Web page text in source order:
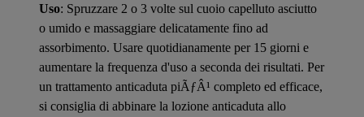
Uso: Spruzzare 2 o 3 volte sul cuoio capelluto asciutto
o umido e massaggiare delicatamente fino ad
assorbimento. Usare quotidianamente per 15 giorni e
aumentare la frequenza d'uso a seconda dei risultati. Per
un trattamento anticaduta piÃƒÂ¹ completo ed efficace,
si consiglia di abbinare la lozione anticaduta allo